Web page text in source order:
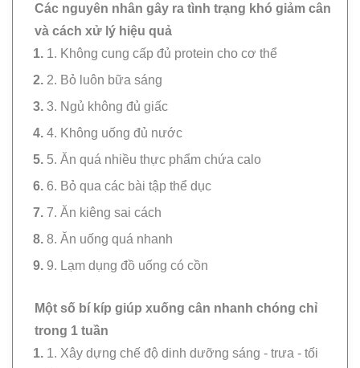
Các nguyên nhân gây ra tình trạng khó giảm cân
và cách xử lý hiệu quả
1. Không cung cấp đủ protein cho cơ thể
2. Bỏ luôn bữa sáng
3. Ngủ không đủ giấc
4. Không uống đủ nước
5. Ăn quá nhiều thực phẩm chứa calo
6. Bỏ qua các bài tập thể dục
7. Ăn kiêng sai cách
8. Ăn uống quá nhanh
9. Lạm dụng đồ uống có cồn
Một số bí kíp giúp xuống cân nhanh chóng chỉ
trong 1 tuần
1. Xây dựng chế độ dinh dưỡng sáng - trưa - tối